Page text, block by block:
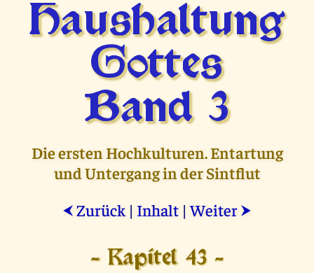
Haushaltung
Gottes
Band 3
Die ersten Hochkulturen. Entartung
und Untergang in der Sintflut
⮜ Zurück | Inhalt |Weiter ⮞
- Kapitel 43 -